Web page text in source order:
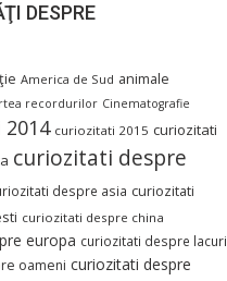
DESPRE
America de Sud animale
recordurilor Cinematografie
curiozitati 2015 curiozitati
curiozitati despre
despre asia curiozitati
curiozitati despre china
europa curiozitati despre lacuri
oameni curiozitati despre